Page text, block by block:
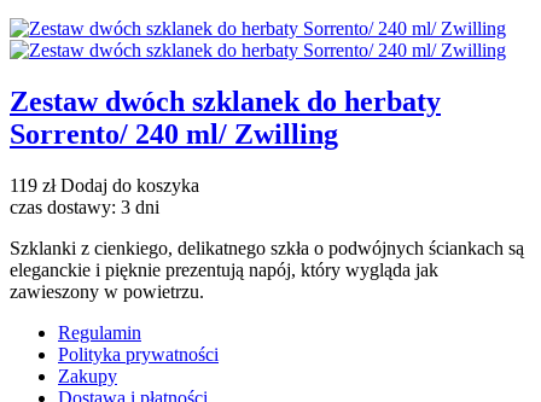
Zestaw dwóch szklanek do herbaty
Sorrento/ 240 ml/ Zwilling
119 złDodaj do koszyka
czas dostawy: 3 dni
Szklanki z cienkiego, delikatnego szkła o podwójnych ściankach są
eleganckie i pięknie prezentują napój, który wygląda jak
zawieszony w powietrzu.
Regulamin
Polityka prywatności
Zakupy
Dostawa i płatności